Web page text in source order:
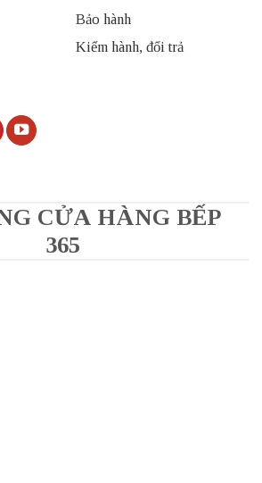
Bảo hành
Kiểm hành, đổi trả
CỬA HÀNG BẾP
365